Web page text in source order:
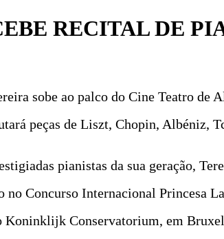
RECITAL DE
sobe ao palco do Cine Teatro
peças de Liszt, Chopin, Albéniz,
pianistas da sua geração,
no Concurso Internacional Princesa
Conservatorium, em